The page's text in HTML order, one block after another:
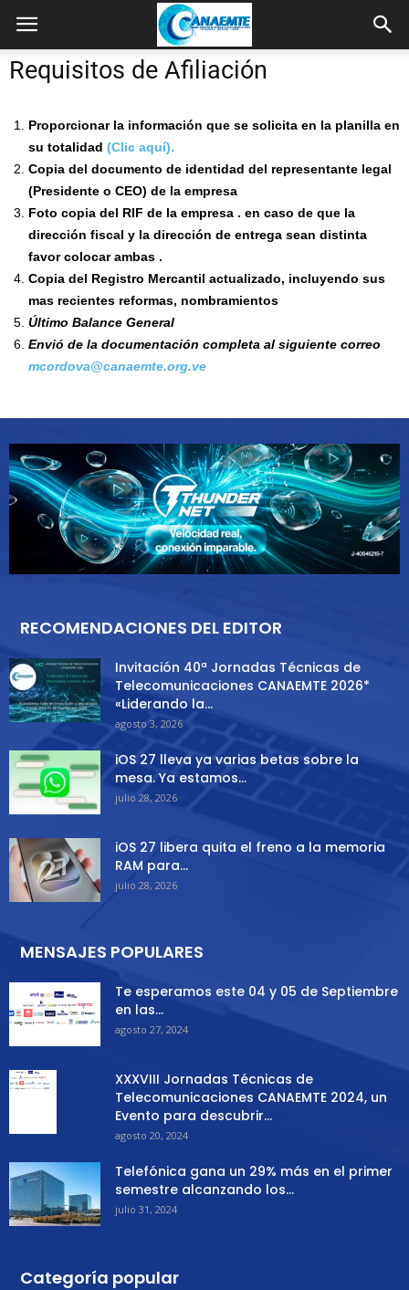
Requisitos de Afiliación
Proporcionar la información que se solicita en la planilla en
su totalidad (Clic aquí).
Copia del documento de identidad del representante legal
(Presidente o CEO) de la empresa
Foto copia del RIF de la empresa . en caso de que la
dirección fiscal y la dirección de entrega sean distinta
favor colocar ambas .
Copia del Registro Mercantil actualizado, incluyendo sus
mas recientes reformas, nombramientos
Último Balance General
Envió de la documentación completa al siguiente correo
mcordova@canaemte.org.ve
RECOMENDACIONES DEL EDITOR
Invitación 40ª Jornadas Técnicas de
Telecomunicaciones CANAEMTE 2026*
«Liderando la...
agosto 3, 2026
iOS 27 lleva ya varias betas sobre la
mesa. Ya estamos...
julio 28, 2026
iOS 27 libera quita el freno a la memoria
RAM para...
julio 28, 2026
MENSAJES POPULARES
Te esperamos este 04 y 05 de Septiembre
en las...
agosto 27, 2024
XXXVIII Jornadas Técnicas de
Telecomunicaciones CANAEMTE 2024, un
Evento para descubrir...
agosto 20, 2024
Telefónica gana un 29% más en el primer
semestre alcanzando los...
julio 31, 2024
Categoría popular